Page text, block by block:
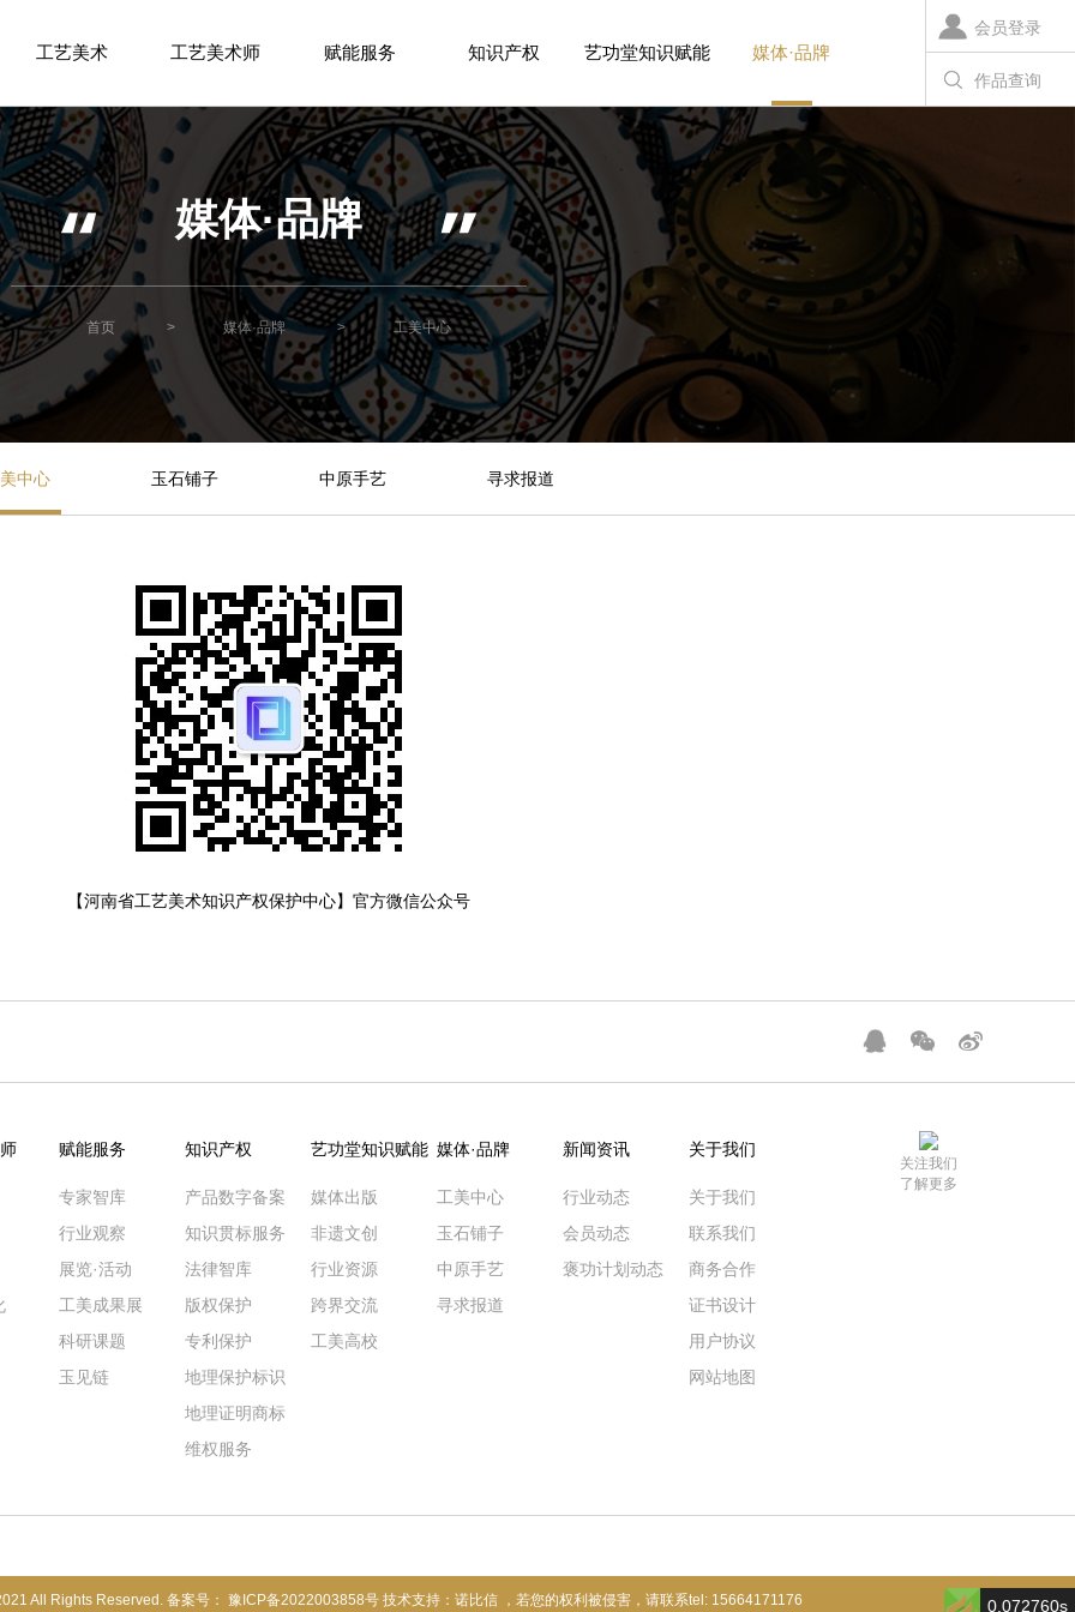
工艺美术 工艺美术师 赋能服务 知识产权 艺功堂知识赋能 媒体·品牌
会员登录
作品查询
媒体·品牌
首页 > 媒体·品牌 > 工美中心
中心 玉石铺子 中原手艺 寻求报道
【河南省工艺美术知识产权保护中心】官方微信公众号
赋能服务
专家智库
行业观察
展览·活动
工美成果展
科研课题
玉见链
知识产权
产品数字备案
知识贯标服务
法律智库
版权保护
专利保护
地理保护标识
地理证明商标
维权服务
艺功堂知识赋能
媒体出版
非遗文创
行业资源
跨界交流
工美高校
媒体·品牌
工美中心
玉石铺子
中原手艺
寻求报道
新闻资讯
行业动态
会员动态
褒功计划动态
关于我们
关于我们
联系我们
商务合作
证书设计
用户协议
网站地图
关注我们
了解更多
All Rights Reserved. 备案号： 豫ICP备2022003858号技术支持： 诺比信，若您的权利被侵害，请联系tel: 15664171176 0.072760s